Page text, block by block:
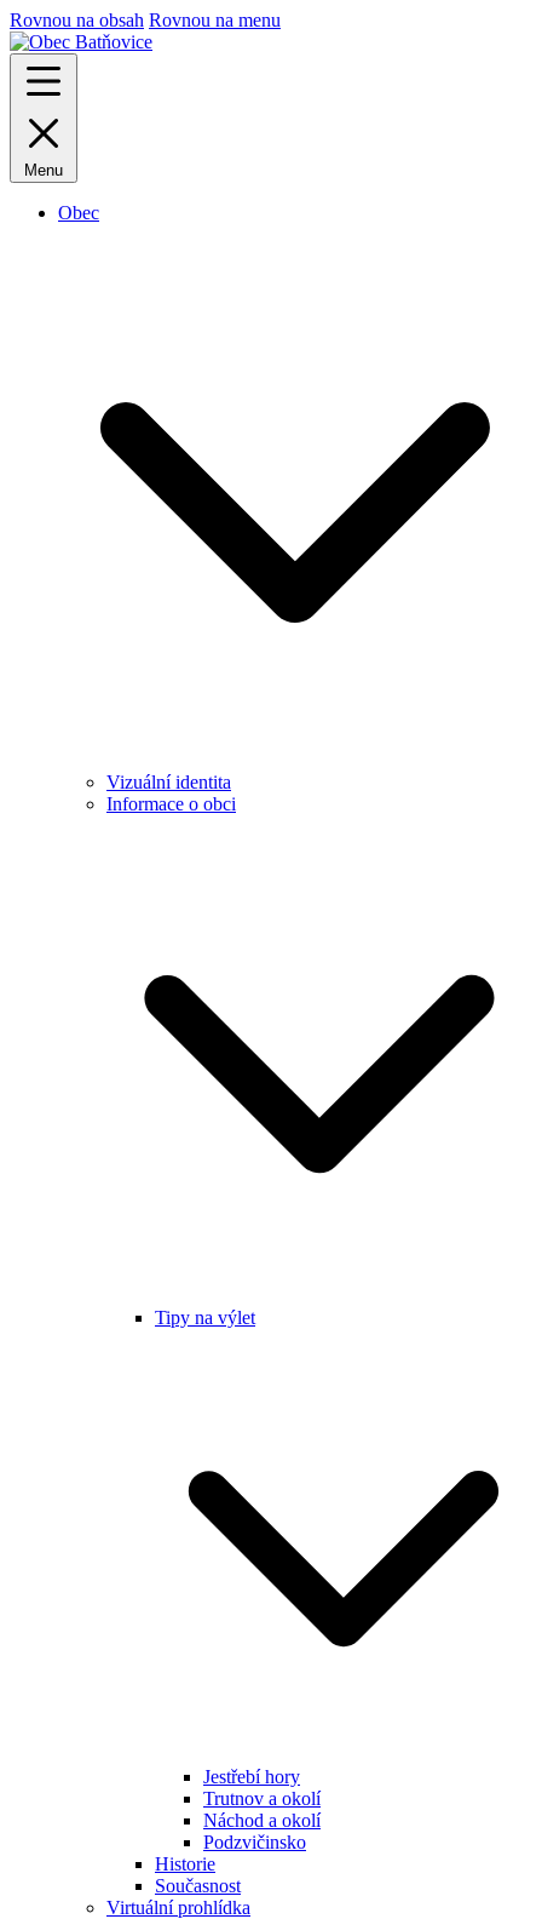
Rovnou na obsah Rovnou na menu
Menu
Obec
Vizuální identita
Informace o obci
Tipy na výlet
Jestřebí hory
Trutnov a okolí
Náchod a okolí
Podzvičinsko
Historie
Současnost
Virtuální prohlídka